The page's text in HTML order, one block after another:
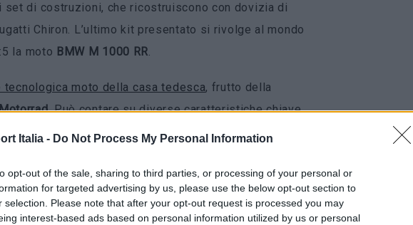
Italia - Do Not Process My Personal Information
opt-out of the sale, sharing to third parties, or processing of your personal or
for targeted advertising by us, please use the below opt-out section to
selection. Please note that after your opt-out request is processed you may
interest-based ads based on personal information utilized by us or personal
di costruzioni, che ricostruiscono con dovizia di
Chiron. L’ultimo kit presentato si rivolge al mondo
la moto BMW M 1000 RR.
moto della casa tedesca, frutto della
. Può contare su diverse caratteristiche chiave
accurata ma anche bella dal punto di vista
le peculiarità più in vista è possibile citare il cambio a
velocità, funzionante, le sospensioni anteriori e